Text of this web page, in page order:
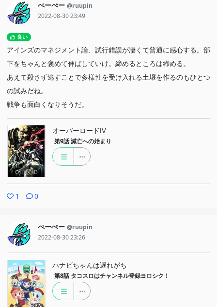
ぺーぺー @ruupin
2022-08-30 23:49
良い
アインズのマネジメント論、試行錯誤が凄くて普通に感心する。部
下をちゃんと褒めて伸ばしていけ。締めるところは締める。
あえて殺さず逃すことで多様性を受け入れる土壌を作るのもひとつ
の試みだね。
戦争も面白くなりそうだ。
オーバーロードⅣ
第9話 滅亡への始まり
1 0
ぺーぺー @ruupin
2022-08-30 23:26
ハナビちゃんは遅れがち
第8話 タコスロはチャンネル登録ヨロシク！